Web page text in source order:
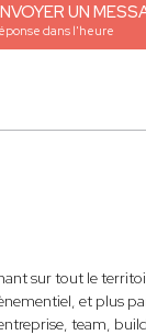
UN
dans l'heure
sur tout le
et plus
team,